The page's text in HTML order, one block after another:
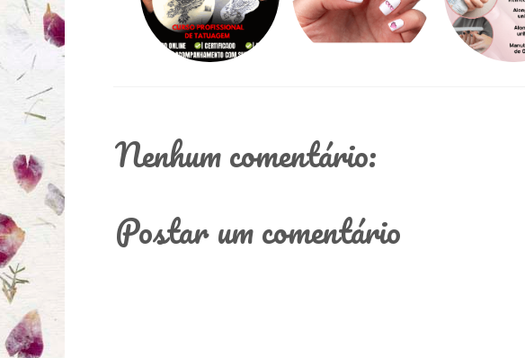
Nenhum comentário:
Postar um comentário